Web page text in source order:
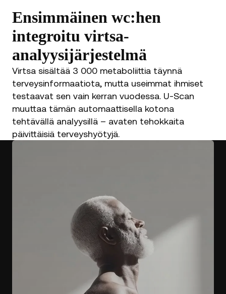
Ensimmäinen wc:hen
integroitu virtsa-
analyysijärjestelmä
Virtsa sisältää 3 000 metaboliittia täynnä
terveysinformaatiota, mutta useimmat ihmiset
testaavat sen vain kerran vuodessa. U-Scan
muuttaa tämän automaattisella kotona
tehtävällä analyysillä – avaten tehokkaita
päivittäisiä terveyshyötyjä.